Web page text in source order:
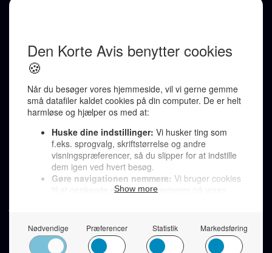
Karen Jespersen
Redaktionen kontaktes via mail til
redaktion@denkorteavis.dk
Telefonsvarer 20 30 10 96
Von Ostensgade 22, 2791 Dragør
LINKS
Tidligere aviser >
Støt Den Korte Avis >
Send et læserbrev >
Privatlivspolitik >